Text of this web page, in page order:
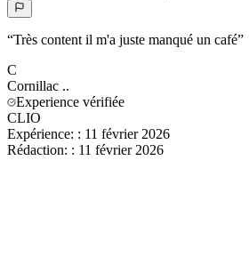
“Très content il m'a juste manqué un café”
C
Cornillac ..
Experience vérifiée
CLIO
Expérience: : 11 février 2026
Rédaction: : 11 février 2026